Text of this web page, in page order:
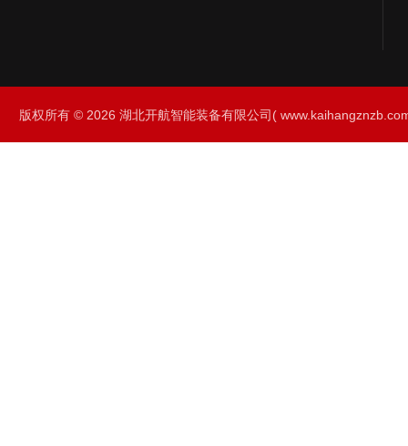
版权所有 © 2026 湖北开航智能装备有限公司(